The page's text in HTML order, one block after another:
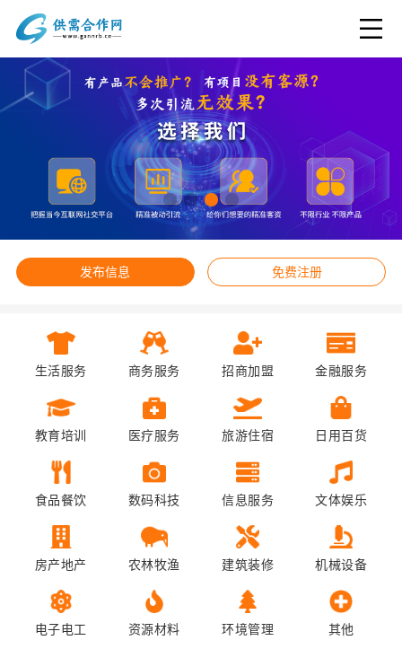
发布信息 免费注册
生活服务 商务服务 招商加盟 金融服务
教育培训 医疗服务 旅游住宿 日用百货
食品餐饮 数码科技 信息服务 文体娱乐
房产地产 农林牧渔 建筑装修 机械设备
电子电工 资源材料 环境管理 其他